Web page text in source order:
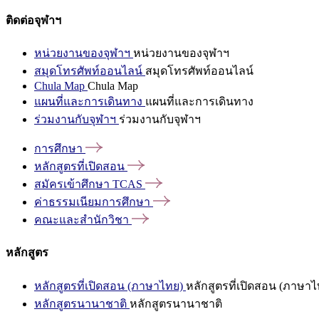
ติดต่อจุฬาฯ
หน่วยงานของจุฬาฯ หน่วยงานของจุฬาฯ
สมุดโทรศัพท์ออนไลน์ สมุดโทรศัพท์ออนไลน์
Chula Map Chula Map
แผนที่และการเดินทาง แผนที่และการเดินทาง
ร่วมงานกับจุฬาฯ ร่วมงานกับจุฬาฯ
การศึกษา
หลักสูตรที่เปิดสอน
สมัครเข้าศึกษา TCAS
ค่าธรรมเนียมการศึกษา
คณะและสำนักวิชา
หลักสูตร
หลักสูตรที่เปิดสอน (ภาษาไทย) หลักสูตรที่เปิดสอน (ภาษาไ
หลักสูตรนานาชาติ หลักสูตรนานาชาติ